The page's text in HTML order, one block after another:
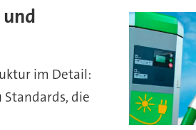
im Detail:
die